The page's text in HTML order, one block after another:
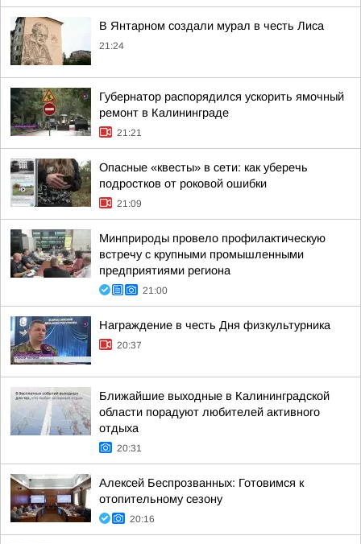
В Янтарном создали мурал в честь Лиса
21:24
Губернатор распорядился ускорить ямочный
ремонт в Калининграде
21:21
Опасные «квесты» в сети: как уберечь
подростков от роковой ошибки
21:09
Минприроды провело профилактическую
встречу с крупными промышленными
предприятиями региона
21:00
Награждение в честь Дня физкультурника
20:37
Ближайшие выходные в Калининградской
области порадуют любителей активного
отдыха
20:31
Алексей Беспрозванных: Готовимся к
отопительному сезону
20:16